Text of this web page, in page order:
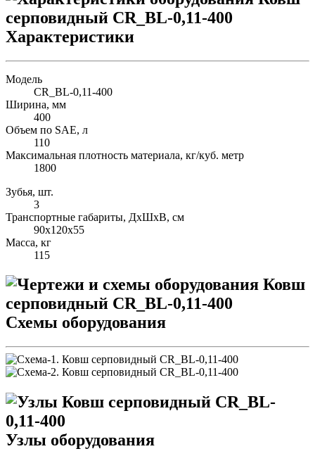
Характеристики
Модель
CR_BL-0,11-400
Ширина, мм
400
Объем по SAE, л
110
Максимальная плотность материала, кг/куб. метр
1800
Зубья, шт.
3
Транспортные габариты, ДхШхВ, см
90х120х55
Масса, кг
115
Схемы оборудования
Узлы оборудования